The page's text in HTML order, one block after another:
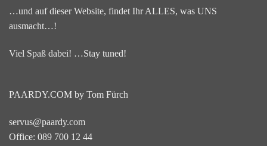
…und auf dieser Website, findet Ihr ALLES, was UNS
ausmacht…!
Viel Spaß dabei! …Stay tuned!
PAARDY.COM by Tom Fürch
servus@paardy.com
Office: 089 700 12 44